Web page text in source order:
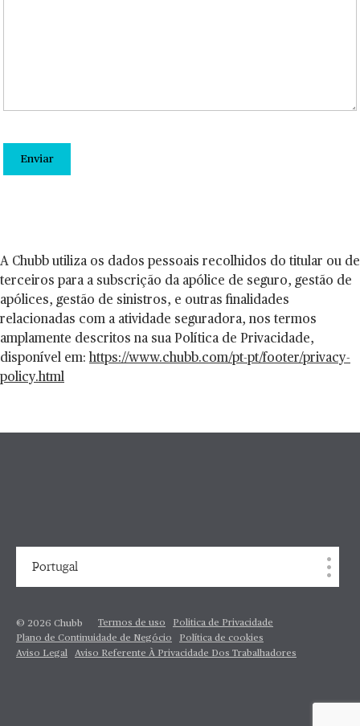
Enviar
A Chubb utiliza os dados pessoais recolhidos do titular ou de
terceiros para a subscrição da apólice de seguro, gestão de
apólices, gestão de sinistros, e outras finalidades
relacionadas com a atividade seguradora, nos termos
amplamente descritos na sua Política de Privacidade,
disponível em: https://www.chubb.com/pt-pt/footer/privacy-
policy.html
Portugal
© 2026 Chubb Termos de uso
Politica de Privacidade
Plano de Continuidade de Negócio
Política de cookies
Aviso Legal
Aviso Referente À Privacidade Dos Trabalhadores